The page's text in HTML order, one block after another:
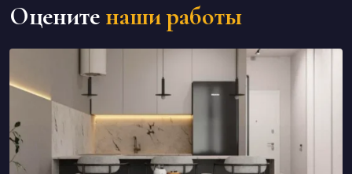
Оцените наши работы